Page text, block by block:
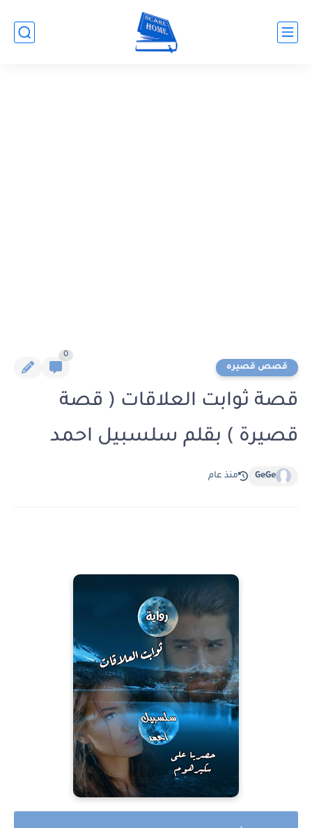
قصص قصيره
0
قصة ثوابت العلاقات ( قصة
قصيرة ) بقلم سلسبيل احمد
GeGe منذ عام